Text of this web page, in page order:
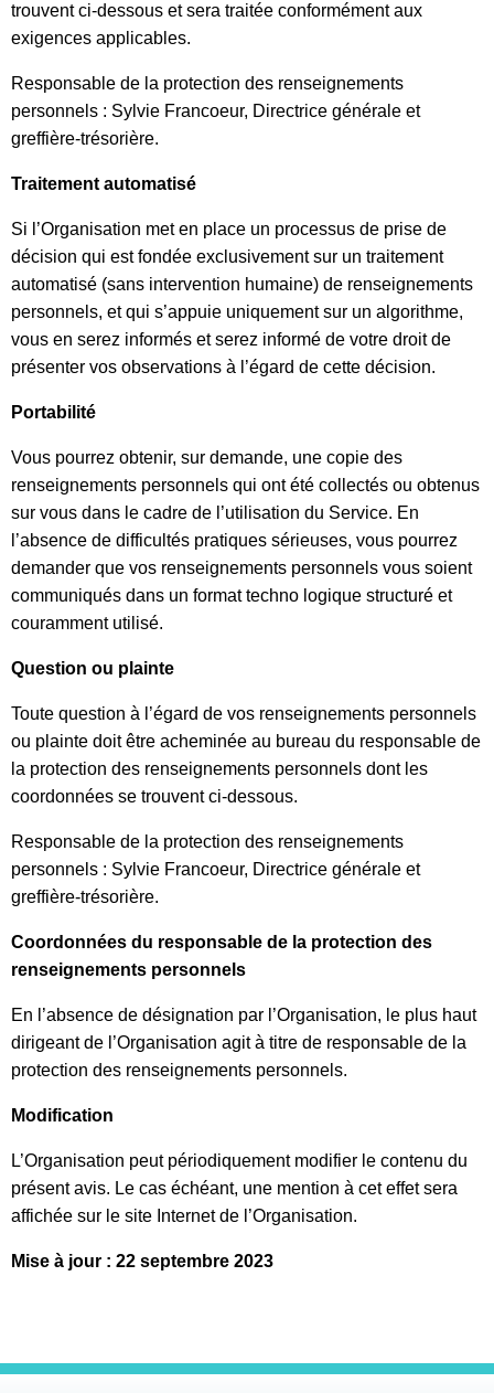
trouvent ci-dessous et sera traitée conformément aux
exigences applicables.
Responsable de la protection des renseignements
personnels : Sylvie Francoeur, Directrice générale et
greffière-trésorière.
Traitement automatisé
Si l’Organisation met en place un processus de prise de
décision qui est fondée exclusivement sur un traitement
automatisé (sans intervention humaine) de renseignements
personnels, et qui s’appuie uniquement sur un algorithme,
vous en serez informés et serez informé de votre droit de
présenter vos observations à l’égard de cette décision.
Portabilité
Vous pourrez obtenir, sur demande, une copie des
renseignements personnels qui ont été collectés ou obtenus
sur vous dans le cadre de l’utilisation du Service. En
l’absence de difficultés pratiques sérieuses, vous pourrez
demander que vos renseignements personnels vous soient
communiqués dans un format techno logique structuré et
couramment utilisé.
Question ou plainte
Toute question à l’égard de vos renseignements personnels
ou plainte doit être acheminée au bureau du responsable de
la protection des renseignements personnels dont les
coordonnées se trouvent ci-dessous.
Responsable de la protection des renseignements
personnels : Sylvie Francoeur, Directrice générale et
greffière-trésorière.
Coordonnées du responsable de la protection des
renseignements personnels
En l’absence de désignation par l’Organisation, le plus haut
dirigeant de l’Organisation agit à titre de responsable de la
protection des renseignements personnels.
Modification
L’Organisation peut périodiquement modifier le contenu du
présent avis. Le cas échéant, une mention à cet effet sera
affichée sur le site Internet de l’Organisation.
Mise à jour : 22 septembre 2023